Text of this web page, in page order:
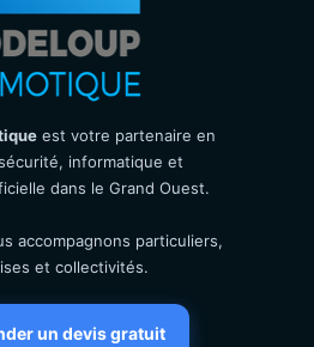
est votre partenaire en
informatique et
dans le Grand Ouest.
accompagnons particuliers,
et collectivités.
un devis gratuit